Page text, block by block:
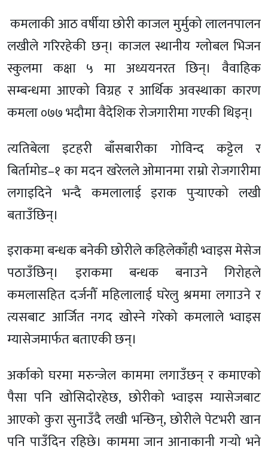
कमलाकी आठ वर्षीया छोरी काजल मुर्मुको लालनपालन
लखीले गरिरहेकी छन्। काजल स्थानीय ग्लोबल भिजन
स्कुलमा कक्षा ५ मा अध्ययनरत छिन्। वैवाहिक
सम्बन्धमा आएको विग्रह र आर्थिक अवस्थाका कारण
कमला ०७७ भदौमा वैदेशिक रोजगारीमा गएकी थिइन्।
त्यतिबेला इटहरी बाँसबारीका गोविन्द कट्टेल र
बिर्तामोड–१ का मदन खरेलले ओमानमा राम्रो रोजगारीमा
लगाइदिने भन्दै कमलालाई इराक पुर्‍याएको लखी
बताउँछिन्।
इराकमा बन्धक बनेकी छोरीले कहिलेकाँही भ्वाइस मेसेज
पठाउँछिन्। इराकमा बन्धक बनाउने गिरोहले
कमलासहित दर्जनौँ महिलालाई घरेलु श्रममा लगाउने र
त्यसबाट आर्जित नगद खोस्ने गरेको कमलाले भ्वाइस
म्यासेजमार्फत बताएकी छन्।
अर्काको घरमा मरुन्जेल काममा लगाउँछन् र कमाएको
पैसा पनि खोसिदोरहेछ, छोरीको भ्वाइस म्यासेजबाट
आएको कुरा सुनाउँदै लखी भन्छिन्, छोरीले पेटभरी खान
पनि पाउँदिन रहिछे। काममा जान आनाकानी गर्‍यो भने